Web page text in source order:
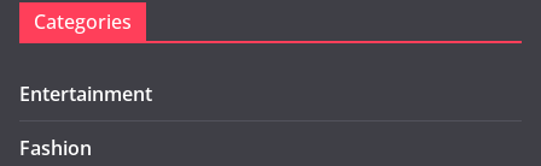
Categories
Entertainment
Fashion